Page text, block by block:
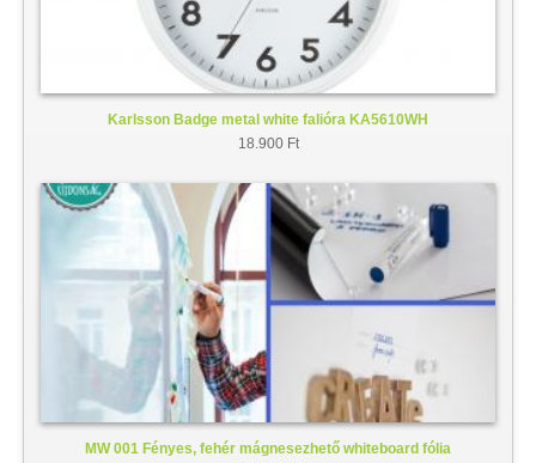
Karlsson Badge metal white falióra KA5610WH
18.900 Ft
MW 001 Fényes, fehér mágnesezhető whiteboard fólia